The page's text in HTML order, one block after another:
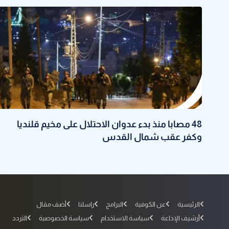
48 مصابا منذ بدء عدوان الاحتلال على مخيم قلنديا
وكفر عقب شمال القدس
الرئيسية عن الكوفية البرامج راسلنا
أضف مقال
أرشيف الإذاعة
سياسة الاستخدام سياسة الخصوصية التردد